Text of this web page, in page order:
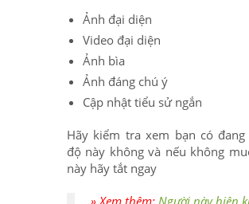
Ảnh đại diện
Video đại diện
Ảnh bìa
Ảnh đáng chú ý
Cập nhật tiểu sử ngắn
Hãy kiểm tra xem bạn có đang
độ này không và nếu không
này hãy tắt ngay